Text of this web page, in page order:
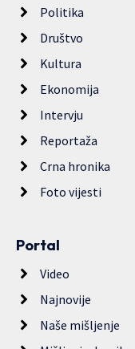
Politika
Društvo
Kultura
Ekonomija
Intervju
Reportaža
Crna hronika
Foto vijesti
Portal
Video
Najnovije
Naše mišljenje